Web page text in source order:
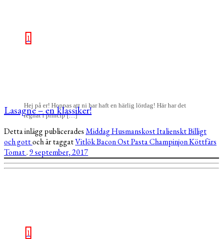
1
Hej på er! Hoppas att ni har haft en härlig lördag! Här har det
regnat i princip […]
Lasagne – en klassiker!
Detta inlägg publiceradesMiddagHusmanskostItaliensktBilligt
och gottoch är taggatVitlökBaconOstPastaChampinjonKöttfärs
Tomat.9 september, 2017
1